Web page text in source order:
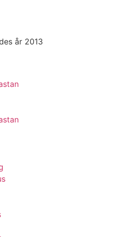
år 2013